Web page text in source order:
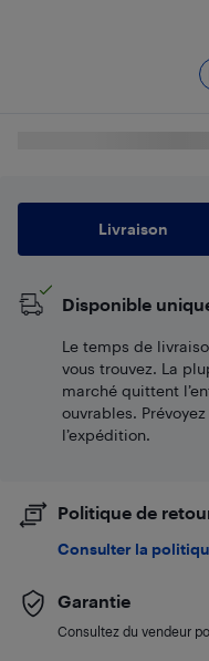
Livraison
Disponible
Le temps de
vous trouvez. La
marché quittent
ouvrables.
l’expédition.
Politique de
Consulter la
Garantie
Consultez du vendeur